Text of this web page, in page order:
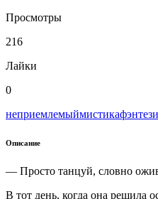
Просмотры
216
Лайки
0
неприемлемыймистикафэнтези
Описание
— Просто танцуй, словно
В тот день, когда она решила